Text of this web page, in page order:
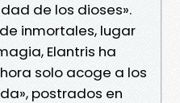
de los dioses».
inmortales, lugar
Elantris ha
solo acoge a los
postrados en